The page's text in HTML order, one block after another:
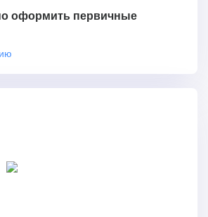
оформить первичные